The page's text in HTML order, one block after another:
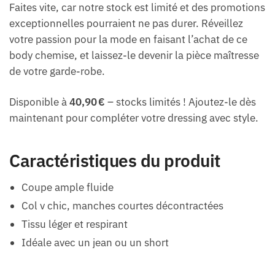
Faites vite, car notre stock est limité et des promotions
exceptionnelles pourraient ne pas durer. Réveillez
votre passion pour la mode en faisant l’achat de ce
body chemise, et laissez-le devenir la pièce maîtresse
de votre garde-robe.
Disponible à40,90 € – stocks limités ! Ajoutez-le dès
maintenant pour compléter votre dressing avec style.
Caractéristiques du produit
Coupe ample fluide
Col v chic, manches courtes décontractées
Tissu léger et respirant
Idéale avec un jean ou un short